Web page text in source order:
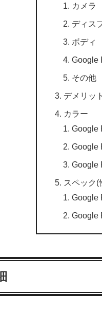
カメラ
ディス
ボディ
Google
その他
デメリッ
カラー
Google
Google
Google
スペック(
Google
Google